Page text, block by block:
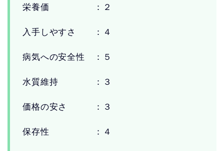
栄養価 ：２
入手しやすさ ：４
病気への安全性 ：５
水質維持 ：３
価格の安さ ：３
保存性 ：４